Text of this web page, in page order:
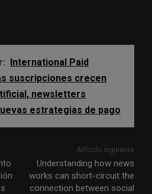
International Paid
suscripciones crecen
newsletters
estrategias de pago
Artículo siguiente
Understanding how news
works can short-circuit the
connection between social